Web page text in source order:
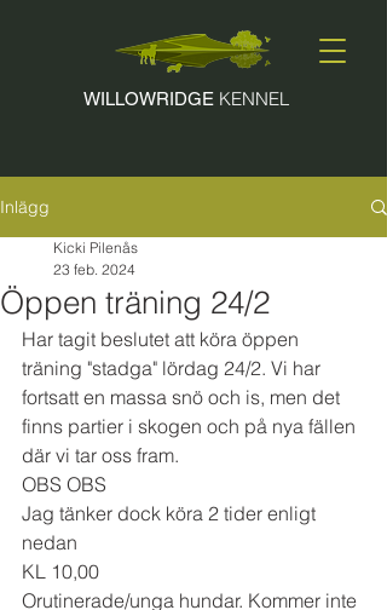
WILLOWRIDGE KENNEL
Inlägg
Öppen träning 24/2
Kicki Pilenås
23 feb. 2024
Har tagit beslutet att köra öppen
träning "stadga" lördag 24/2. Vi har
fortsatt en massa snö och is, men det
finns partier i skogen och på nya fällen
där vi tar oss fram.
OBS OBS
Jag tänker dock köra 2 tider enligt
nedan
KL 10,00
Orutinerade/unga hundar. Kommer inte